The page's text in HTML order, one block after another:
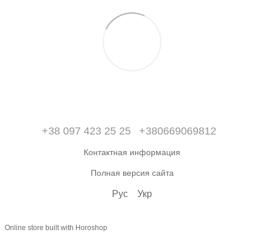
+38 097 423 25 25 +380669069812
Контактная информация
Полная версия сайта
Рус Укр
Online store built with Horoshop